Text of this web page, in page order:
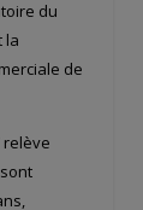
du
la
de
relève